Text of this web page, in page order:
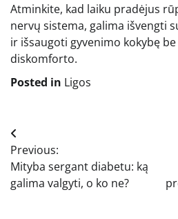
Atminkite, kad laiku pradėjus
nervų sistema, galima išvengti
ir išsaugoti gyvenimo kokybę
diskomforto.
Posted in Ligos
Navigacija
tarp
įrašų
Previous:
Mityba sergant diabetu: ką
galima valgyti, o ko ne?